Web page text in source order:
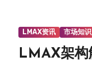
LMAX资讯 市场知识
LMAX架构